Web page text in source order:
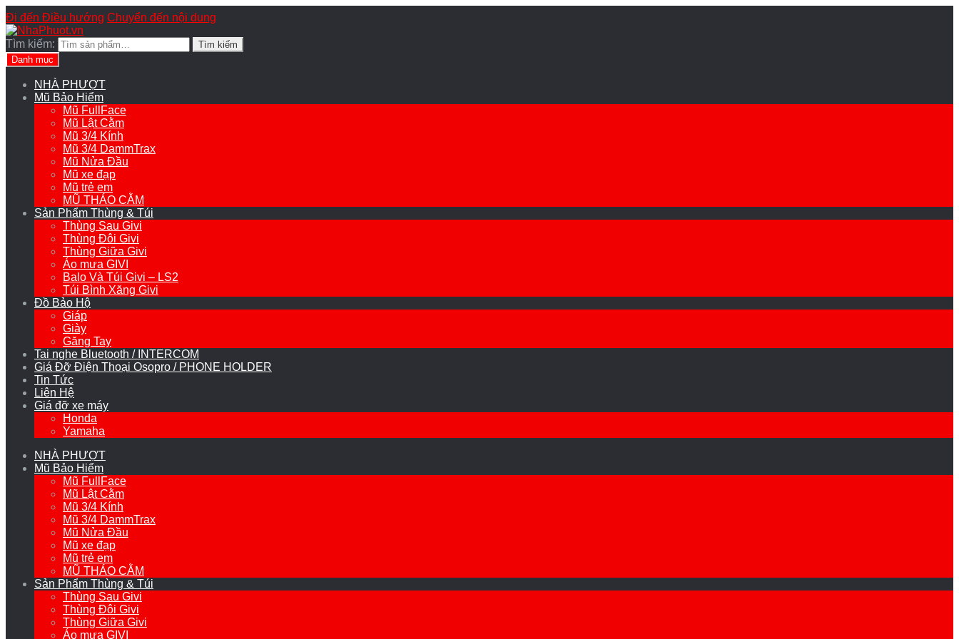
Đi đến Điều hướng Chuyển đến nội dung
Tìm kiếm:
Tìm kiếm
Danh mục
NHÀ PHƯỢT
Mũ Bảo Hiểm
Mũ FullFace
Mũ Lật Cằm
Mũ 3/4 Kính
Mũ 3/4 DammTrax
Mũ Nửa Đầu
Mũ xe đạp
Mũ trẻ em
MŨ THÁO CẰM
Sản Phẩm Thùng & Túi
Thùng Sau Givi
Thùng Đôi Givi
Thùng Giữa Givi
Áo mưa GIVI
Balo Và Túi Givi – LS2
Túi Bình Xăng Givi
Đồ Bảo Hộ
Giáp
Giày
Găng Tay
Tai nghe Bluetooth / INTERCOM
Giá Đỡ Điện Thoại Osopro / PHONE HOLDER
Tin Tức
Liên Hệ
Giá đỡ xe máy
Honda
Yamaha
NHÀ PHƯỢT
Mũ Bảo Hiểm
Mũ FullFace
Mũ Lật Cằm
Mũ 3/4 Kính
Mũ 3/4 DammTrax
Mũ Nửa Đầu
Mũ xe đạp
Mũ trẻ em
MŨ THÁO CẰM
Sản Phẩm Thùng & Túi
Thùng Sau Givi
Thùng Đôi Givi
Thùng Giữa Givi
Áo mưa GIVI